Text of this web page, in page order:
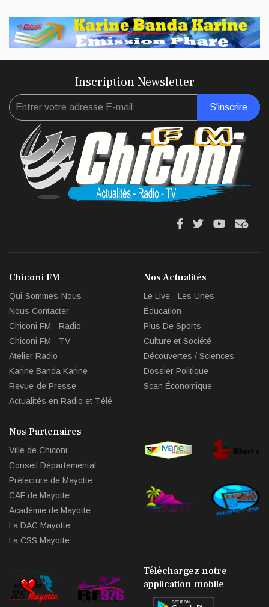
Inscription Newsletter
S'inscrire
fa
fa
fab
fas
Chiconi FM
Qui-Sommes-Nous
Nous Contacter
Chiconi FM - Radio
Chiconi FM - TV
Atelier Radio
Karine Banda Karine
Revue-de Presse
Actualités en Radio et Télé
Nos Actualités
Le Live - Les Unes
Éducation
Plus De Sports
Culture et Société
Découvertes / Sciences
Dossier Politique
Scan Économique
Nos Partenaires
Ville de Chiconi
Conseil Départemental
Préfecture de Mayotte
CAF de Mayotte
Académie de Mayotte
La DAC Mayotte
La CSS Mayotte
Téléchargez notre
application mobile